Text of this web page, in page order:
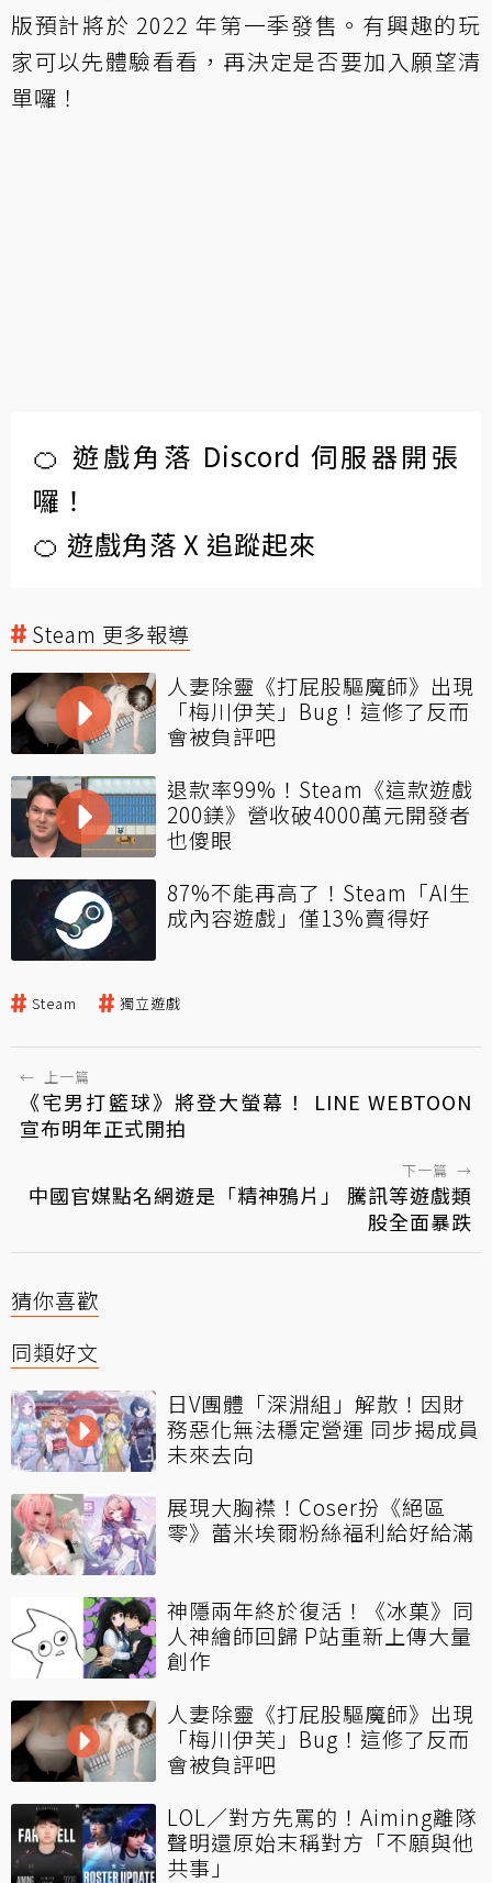
版預計將於 2022 年第一季發售。有興趣的玩
家可以先體驗看看，再決定是否要加入願望清
單囉！
🍊 遊戲角落 Discord 伺服器開張
囉！
🍊 遊戲角落 X 追蹤起來
Steam 更多報導
人妻除靈《打屁股驅魔師》出現
「梅川伊芙」Bug！這修了反而
會被負評吧
退款率99%！Steam《這款遊戲
200鎂》營收破4000萬元開發者
也傻眼
87%不能再高了！Steam「AI生
成內容遊戲」僅13%賣得好
Steam 獨立遊戲
← 上一篇
《宅男打籃球》將登大螢幕！ LINE WEBTOON
宣布明年正式開拍
下一篇 →
中國官媒點名網遊是「精神鴉片」 騰訊等遊戲類
股全面暴跌
猜你喜歡
同類好文
日V團體「深淵組」解散！因財
務惡化無法穩定營運 同步揭成員
未來去向
展現大胸襟！Coser扮《絕區
零》蕾米埃爾粉絲福利給好給滿
神隱兩年終於復活！《冰菓》同
人神繪師回歸 P站重新上傳大量
創作
人妻除靈《打屁股驅魔師》出現
「梅川伊芙」Bug！這修了反而
會被負評吧
LOL／對方先罵的！Aiming離隊
聲明還原始末稱對方「不願與他
共事」